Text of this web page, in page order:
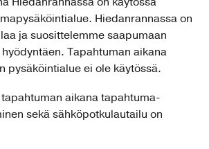
Hiedanrannassa on
ja suosittelemme saapumaan
Tapahtuman aikana
pysäköintialue ei ole käytössä.
aikana tapahtuma-
sekä sähköpotkulautailu on